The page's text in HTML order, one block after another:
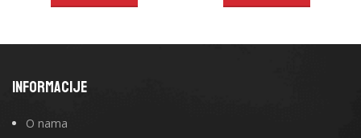
INFORMACIJE
O nama